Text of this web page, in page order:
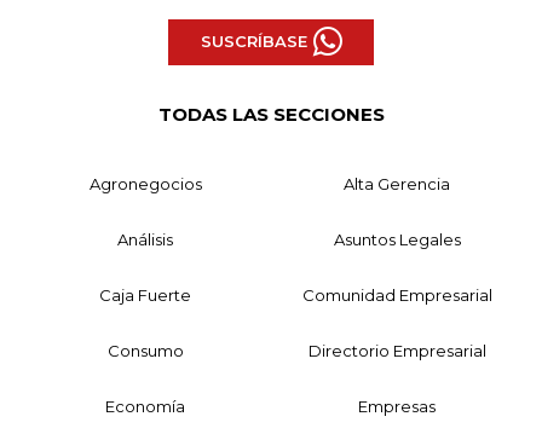
SUSCRÍBASE
TODAS LAS SECCIONES
Agronegocios Alta Gerencia
Análisis Asuntos Legales
Caja Fuerte Comunidad Empresarial
Consumo Directorio Empresarial
Economía Empresas